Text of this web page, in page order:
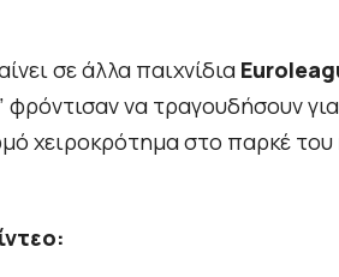
σε άλλα παιχνίδια
να τραγουδήσουν
χειροκρότημα στο παρκέ του